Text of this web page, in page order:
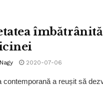
2020-07-06
contemporană a reușit să